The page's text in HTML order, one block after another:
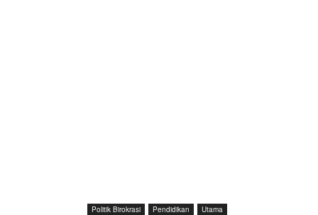
Politik Birokrasi Pendidikan Utama